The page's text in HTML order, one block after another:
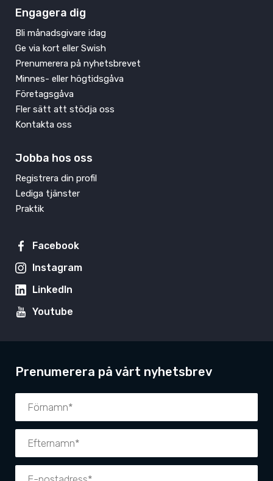
Engagera dig
Bli månadsgivare idag
Ge via kort eller Swish
Prenumerera på nyhetsbrevet
Minnes- eller högtidsgåva
Företagsgåva
Fler sätt att stödja oss
Kontakta oss
Jobba hos oss
Registrera din profil
Lediga tjänster
Praktik
Facebook
Instagram
LinkedIn
Youtube
Prenumerera på vårt nyhetsbrev